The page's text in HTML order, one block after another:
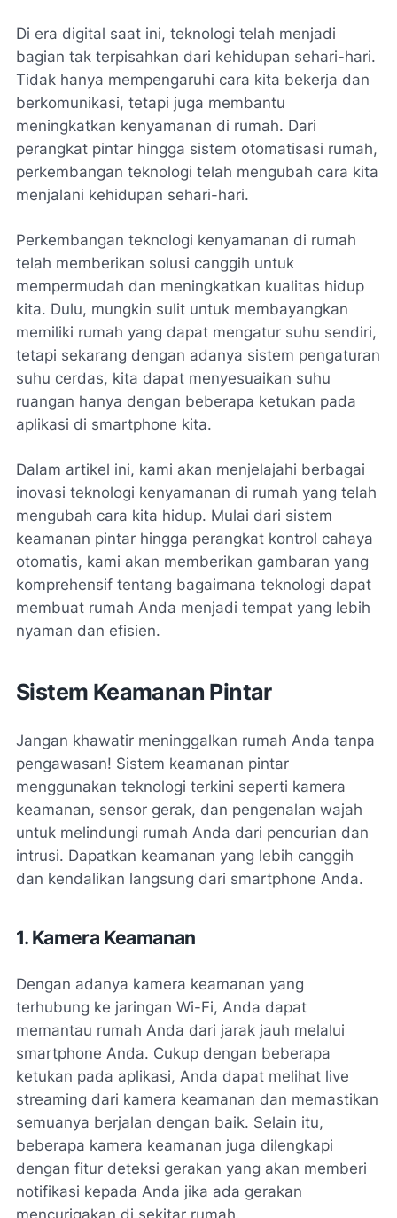
Di era digital saat ini, teknologi telah menjadi
bagian tak terpisahkan dari kehidupan sehari-hari.
Tidak hanya mempengaruhi cara kita bekerja dan
berkomunikasi, tetapi juga membantu
meningkatkan kenyamanan di rumah. Dari
perangkat pintar hingga sistem otomatisasi rumah,
perkembangan teknologi telah mengubah cara kita
menjalani kehidupan sehari-hari.
Perkembangan teknologi kenyamanan di rumah
telah memberikan solusi canggih untuk
mempermudah dan meningkatkan kualitas hidup
kita. Dulu, mungkin sulit untuk membayangkan
memiliki rumah yang dapat mengatur suhu sendiri,
tetapi sekarang dengan adanya sistem pengaturan
suhu cerdas, kita dapat menyesuaikan suhu
ruangan hanya dengan beberapa ketukan pada
aplikasi di smartphone kita.
Dalam artikel ini, kami akan menjelajahi berbagai
inovasi teknologi kenyamanan di rumah yang telah
mengubah cara kita hidup. Mulai dari sistem
keamanan pintar hingga perangkat kontrol cahaya
otomatis, kami akan memberikan gambaran yang
komprehensif tentang bagaimana teknologi dapat
membuat rumah Anda menjadi tempat yang lebih
nyaman dan efisien.
Sistem Keamanan Pintar
Jangan khawatir meninggalkan rumah Anda tanpa
pengawasan! Sistem keamanan pintar
menggunakan teknologi terkini seperti kamera
keamanan, sensor gerak, dan pengenalan wajah
untuk melindungi rumah Anda dari pencurian dan
intrusi. Dapatkan keamanan yang lebih canggih
dan kendalikan langsung dari smartphone Anda.
1. Kamera Keamanan
Dengan adanya kamera keamanan yang
terhubung ke jaringan Wi-Fi, Anda dapat
memantau rumah Anda dari jarak jauh melalui
smartphone Anda. Cukup dengan beberapa
ketukan pada aplikasi, Anda dapat melihat live
streaming dari kamera keamanan dan memastikan
semuanya berjalan dengan baik. Selain itu,
beberapa kamera keamanan juga dilengkapi
dengan fitur deteksi gerakan yang akan memberi
notifikasi kepada Anda jika ada gerakan
mencurigakan di sekitar rumah.